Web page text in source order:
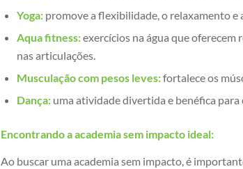
Yoga: promove a flexibilidade, o relaxamento e
Aqua fitness:exercícios na água que
nas articulações.
Musculação com pesos leves:fortalece os
Dança: uma atividade divertida e benéfica para
Encontrando a academia sem impacto ideal:
Ao buscar uma academia sem impacto, é